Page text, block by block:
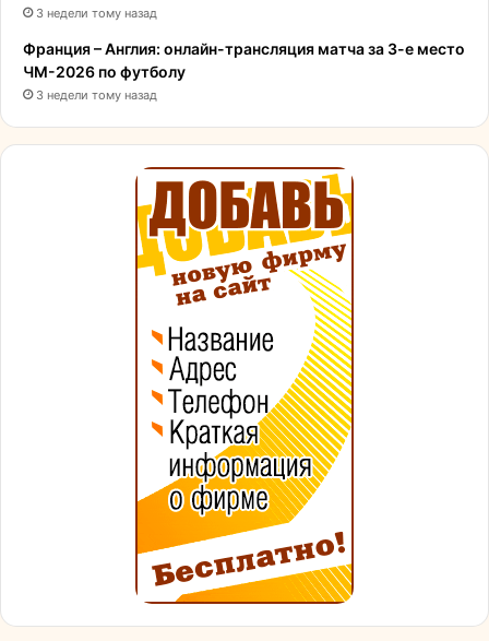
3 недели тому назад
Франция – Англия: онлайн-трансляция матча за 3-е место
ЧМ-2026 по футболу
3 недели тому назад